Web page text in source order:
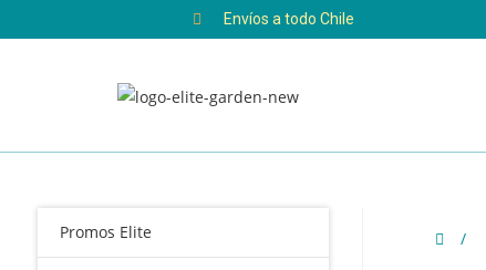
Envíos a todo Chile
/
Promos Elite